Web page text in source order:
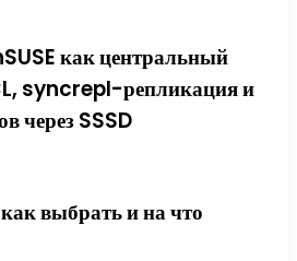
как центральный
syncrepl-репликация и
через SSSD
выбрать и на что